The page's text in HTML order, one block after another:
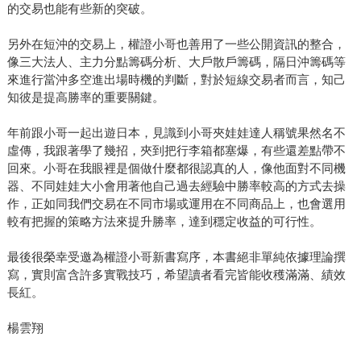
的交易也能有些新的突破。
另外在短沖的交易上，權證小哥也善用了一些公開資訊的整合，
像三大法人、主力分點籌碼分析、大戶散戶籌碼，隔日沖籌碼等
來進行當沖多空進出場時機的判斷，對於短線交易者而言，知己
知彼是提高勝率的重要關鍵。
年前跟小哥一起出遊日本，見識到小哥夾娃娃達人稱號果然名不
虛傳，我跟著學了幾招，夾到把行李箱都塞爆，有些還差點帶不
回來。小哥在我眼裡是個做什麼都很認真的人，像他面對不同機
器、不同娃娃大小會用著他自己過去經驗中勝率較高的方式去操
作，正如同我們交易在不同市場或運用在不同商品上，也會選用
較有把握的策略方法來提升勝率，達到穩定收益的可行性。
最後很榮幸受邀為權證小哥新書寫序，本書絕非單純依據理論撰
寫，實則富含許多實戰技巧，希望讀者看完皆能收穫滿滿、績效
長紅。
楊雲翔